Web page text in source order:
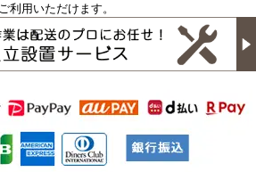
ご利用いただけます。